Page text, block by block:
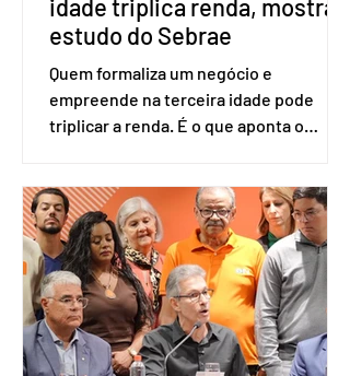
idade triplica renda, mostra
estudo do Sebrae
Quem formaliza um negócio e
empreende na terceira idade pode
triplicar a renda. É o que aponta o
Amostra de Domicílio (PNAD Contínua),
do Serviço Brasileiro de Apoio às Micro
e Pequenas Empresas (Sebrae),
realizado a partir de dados do Instituto
Brasileiro de Geografia e Estatística
(IBGE). O estudo do Sebrae mostra que,
no quarto trimestre de 2025, os